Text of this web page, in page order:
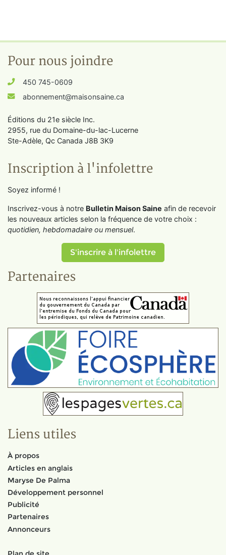
Pour nous joindre
450 745-0609
abonnement@maisonsaine.ca
Éditions du 21e siècle Inc.
2955, rue du Domaine-du-lac-Lucerne
Ste-Adèle, Qc Canada J8B 3K9
Inscription à l'infolettre
Soyez informé !
Inscrivez-vous à notre Bulletin Maison Saine afin de recevoir
les nouveaux articles selon la fréquence de votre choix :
quotidien, hebdomadaire ou mensuel.
S'inscrire à l'infolettre
Partenaires
Liens utiles
À propos
Articles en anglais
Maryse De Palma
Développement personnel
Publicité
Partenaires
Annonceurs